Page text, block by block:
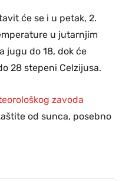
će se i u petak, 2.
u jutarnjim
jugu do 18, dok će
28 stepeni Celzijusa.
zavoda
od sunca, posebno